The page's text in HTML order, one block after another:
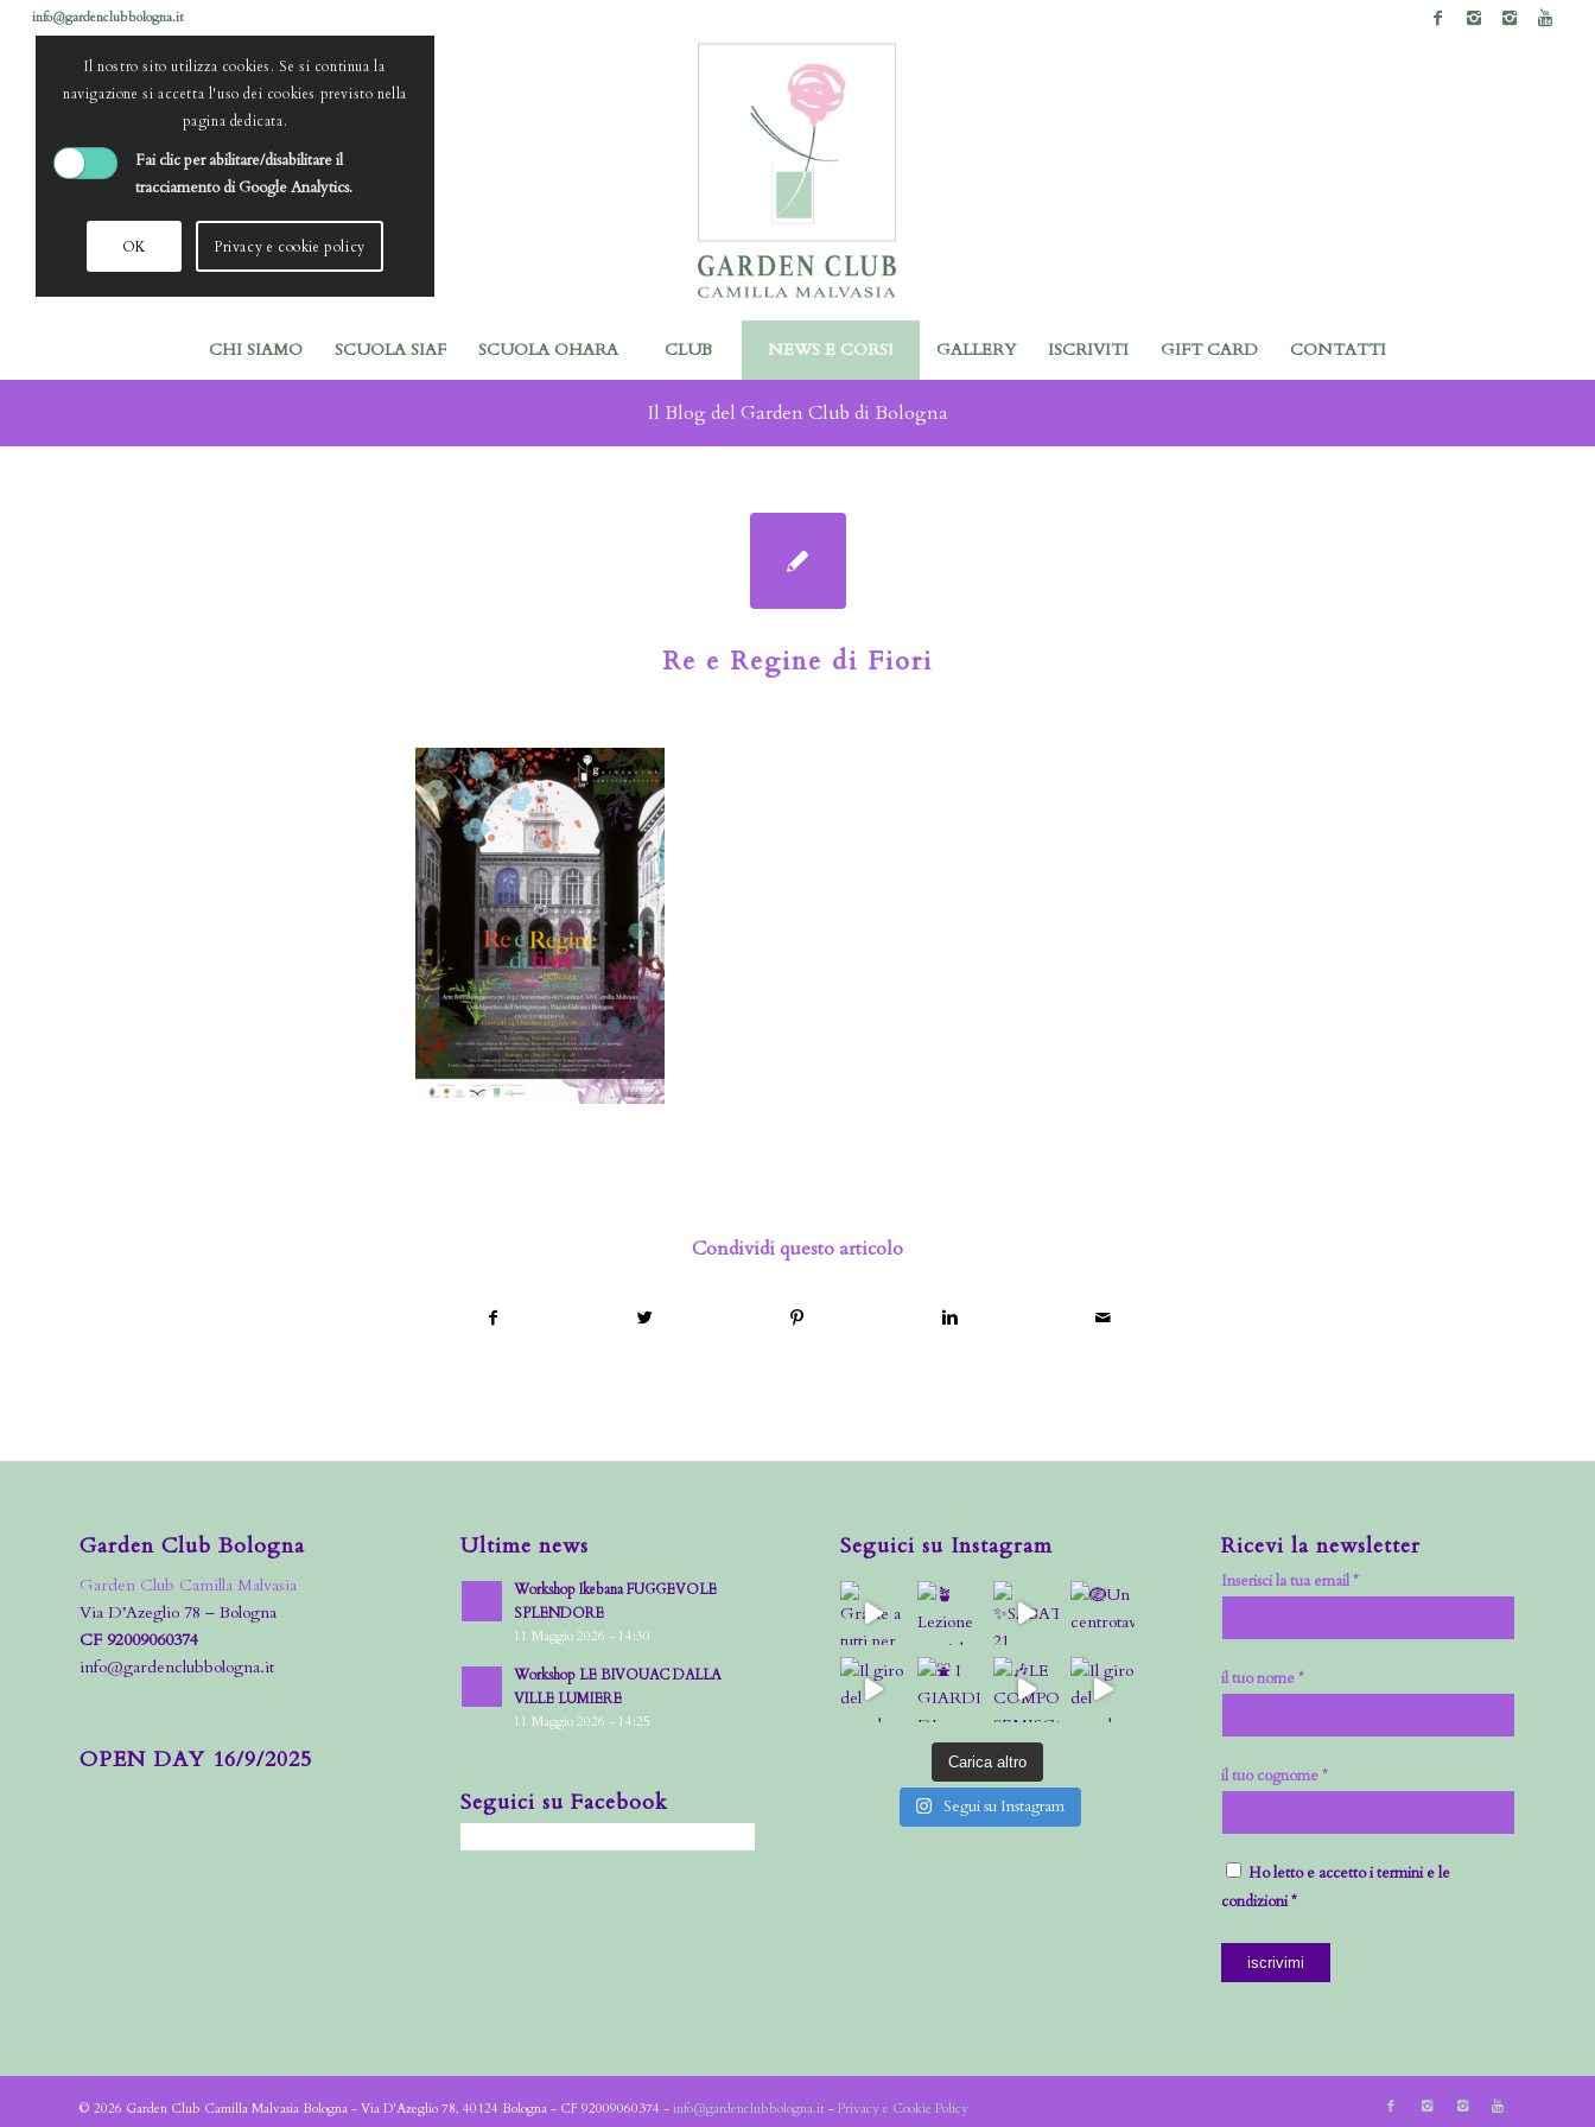
info@gardenclubbologna.it
CHI SIAMO SCUOLA SIAF SCUOLA OHARA CLUB NEWS E CORSI GALLERY ISCRIVITI GIFT CARD CONTATTI
Il Blog del Garden Club di Bologna
Re e Regine di Fiori
Condividi questo articolo
Garden Club Bologna
Garden Club Camilla Malvasia
Via D’Azeglio 78 – Bologna
CF 92009060374
info@gardenclubbologna.it
OPEN DAY 16/9/2025
Ultime news
Workshop Ikebana FUGGEVOLE
SPLENDORE
11 Maggio 2026 - 14:30
Workshop LE BIVOUAC DALLA
VILLE LUMIERE
11 Maggio 2026 - 14:25
Seguici su Facebook
Seguici su Instagram
Carica altro
Segui su Instagram
Ricevi la newsletter
Inserisci la tua email *
il tuo nome *
il tuo cognome *
Ho letto e accetto i termini e le
condizioni *
© 2026 Garden Club Camilla Malvasia Bologna - Via D'Azeglio 78, 40124 Bologna - CF 92009060374 - info@gardenclubbologna.it - Privacy e Cookie Policy
Il nostro sito utilizza cookies. Se si continua la
navigazione si accetta l'uso dei cookies previsto nella
pagina dedicata.
Fai clic per abilitare/disabilitare il
tracciamento di Google Analytics.
OK Privacy e cookie policy